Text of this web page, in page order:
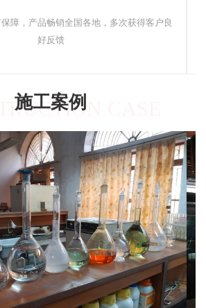
障，产品畅销全国各地，多次获得客户良
好反馈
施工案例 CASE